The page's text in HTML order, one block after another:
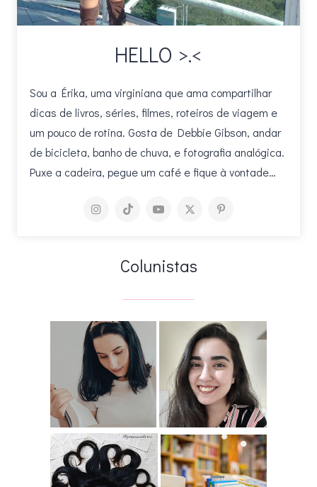
HELLO >.<
Sou a Érika, uma virginiana que ama compartilhar
dicas de livros, séries, filmes, roteiros de viagem e
um pouco de rotina. Gosta de Debbie Gibson, andar
de bicicleta, banho de chuva, e fotografia analógica.
Puxe a cadeira, pegue um café e fique à vontade…
Colunistas